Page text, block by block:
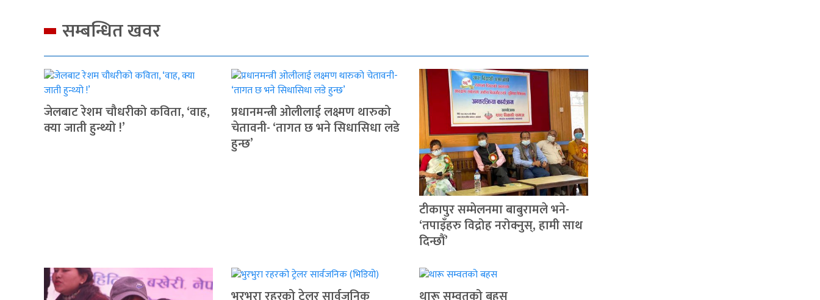
सम्बन्धित खवर
जेलबाट रेशम चौधरीको कविता, ‘वाह,
क्या जाती हुन्थ्यो !’
प्रधानमन्त्री ओलीलाई लक्ष्मण थारुको
चेतावनी- ‘तागत छ भने सिधासिधा लडे
हुन्छ’
टीकापुर सम्मेलनमा बाबुरामले भने-
‘तपाइँहरु विद्रोह नरोक्नुस्, हामी साथ
दिन्छौं’